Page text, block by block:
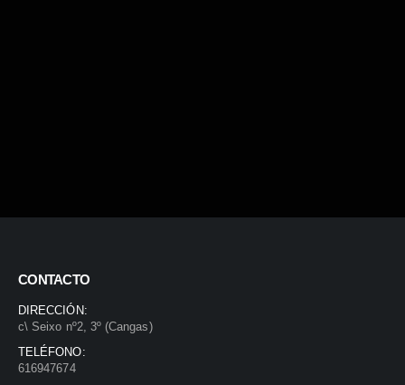
CONTACTO
DIRECCIÓN:
c\ Seixo nº2, 3º (Cangas)
TELÉFONO:
616947674